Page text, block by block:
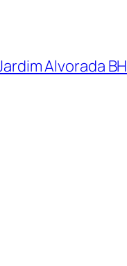
Alvorada BH